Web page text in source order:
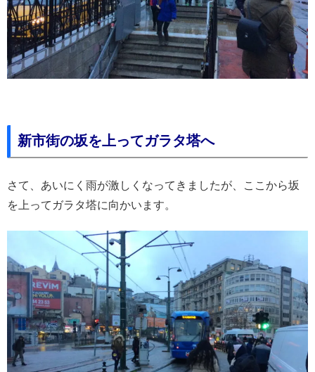
新市街の坂を上ってガラタ塔へ
さて、あいにく雨が激しくなってきましたが、ここから坂
を上ってガラタ塔に向かいます。